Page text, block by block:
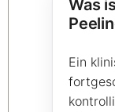
Was
Ein